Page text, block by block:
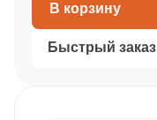
В корзину
Быстрый заказ